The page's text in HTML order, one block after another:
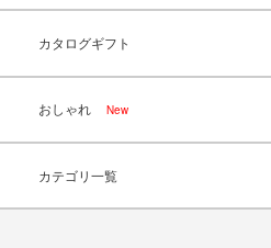
カタログギフト
おしゃれ New
カテゴリ一覧